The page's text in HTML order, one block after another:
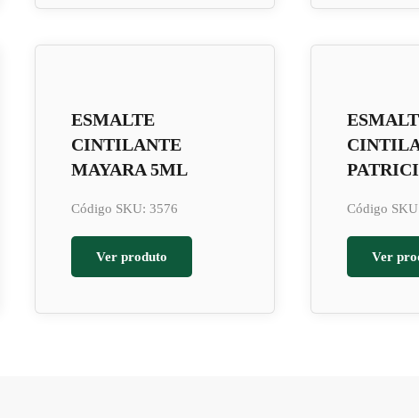
ESMALTE
CINTILANTE
MAYARA 5ML
Código SKU: 3576
Ver produto
Código
Ver